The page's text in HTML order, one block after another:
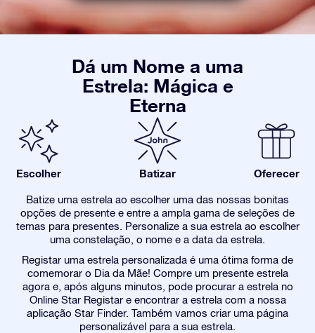
Dá um Nome a uma
Estrela: Mágica e
Eterna
Escolher Batizar Oferecer
Batize uma estrela ao escolher uma das nossas bonitas
opções de presente e entre a ampla gama de seleções de
temas para presentes. Personalize a sua estrela ao escolher
uma constelação, o nome e a data da estrela.
Registar uma estrela personalizada é uma ótima forma de
comemorar o Dia da Mãe! Compre um presente estrela
agora e, após alguns minutos, pode procurar a estrela no
Online Star Registar e encontrar a estrela com a nossa
aplicação Star Finder. Também vamos criar uma página
personalizável para a sua estrela.